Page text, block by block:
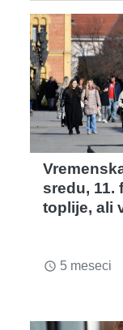
sredu, 11.
toplije, ali
access_time 5 meseci